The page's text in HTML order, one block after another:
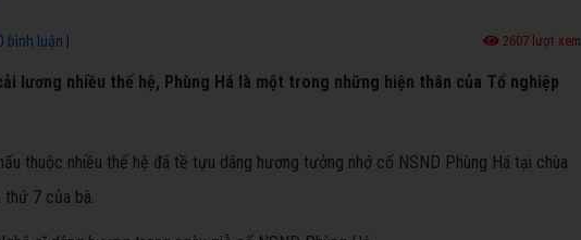
bình luận 2607 lượt xem
lương nhiều thế hệ, Phùng Há là một trong những hiện thân của Tổ nghiệp
thuộc nhiều thế hệ đã tề tựu dâng hương tưởng nhớ cố NSND Phùng Há tại chùa
thứ 7 của bà.